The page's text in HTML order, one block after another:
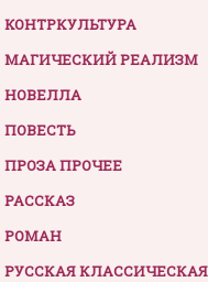
КОНТРКУЛЬТУРА
МАГИЧЕСКИЙ РЕАЛИЗМ
НОВЕЛЛА
ПОВЕСТЬ
ПРОЗА ПРОЧЕЕ
РАССКАЗ
РОМАН
РУССКАЯ